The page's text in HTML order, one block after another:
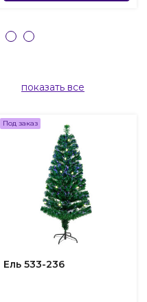
показать все
Под заказ
Ель 533-236